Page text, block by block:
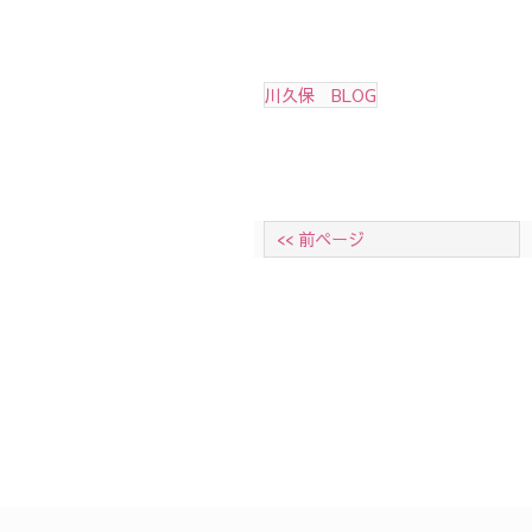
川久保 BLOG
<< 前ページ